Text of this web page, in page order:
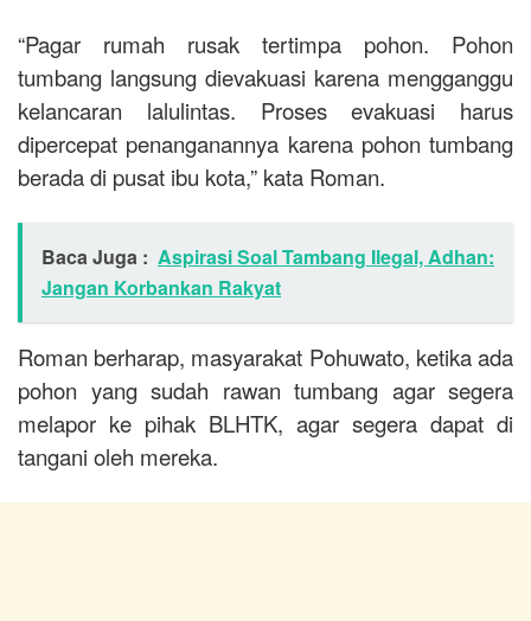
“Pagar rumah rusak tertimpa pohon. Pohon
tumbang langsung dievakuasi karena mengganggu
kelancaran lalulintas. Proses evakuasi harus
dipercepat penanganannya karena pohon tumbang
berada di pusat ibu kota,” kata Roman.
Baca Juga : Aspirasi Soal Tambang Ilegal, Adhan:
Jangan Korbankan Rakyat
Roman berharap, masyarakat Pohuwato, ketika ada
pohon yang sudah rawan tumbang agar segera
melapor ke pihak BLHTK, agar segera dapat di
tangani oleh mereka.